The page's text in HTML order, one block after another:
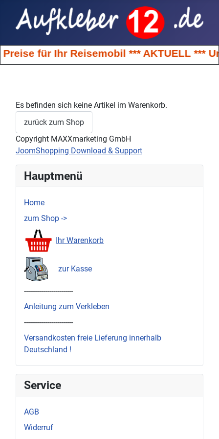
für Ihr Reisemobil *** AKTUELL ***
Es befinden sich keine Artikel im Warenkorb.
zurück zum Shop
Copyright MAXXmarketing GmbH
JoomShopping Download & Support
Hauptmenü
Home
zum Shop ->
Ihr Warenkorb
zur Kasse
-------------------------
Anleitung zum Verkleben
-------------------------
Versandkosten freie Lieferung innerhalb
Deutschland !
Service
AGB
Widerruf